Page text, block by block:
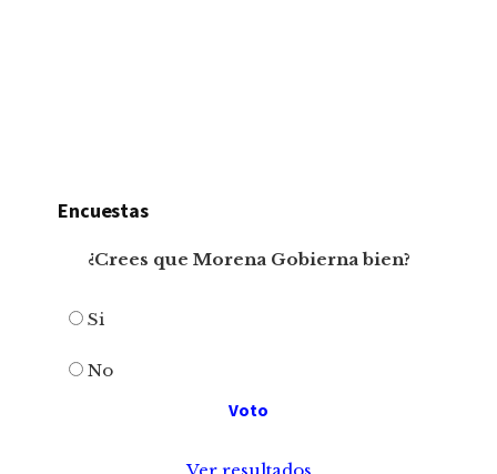
Encuestas
¿Crees que Morena Gobierna bien?
Si
No
Ver resultados